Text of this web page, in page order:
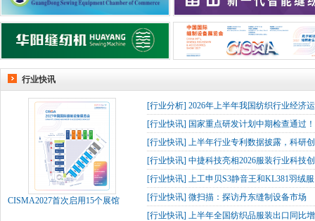
行业快讯
CISMA2027首次启用15个展馆
[行业分析] 2026年上半年我国纺织行业经济
[行业快讯] 国家重点研发计划中期检查通过
[行业快讯] 上半年行业专利数据披露，科研
[行业快讯] 中捷科技亮相2026服装行业科技
[行业快讯] 上工申贝S3静音王和KL381羽绒
[行业快讯] 微扫描：探访丹东缝制设备市场
[行业快讯] 上半年全国纺织品服装出口同比